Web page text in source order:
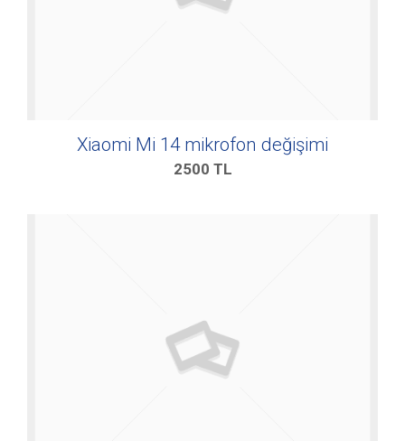
Xiaomi Mi 14 mikrofon değişimi
2500 TL